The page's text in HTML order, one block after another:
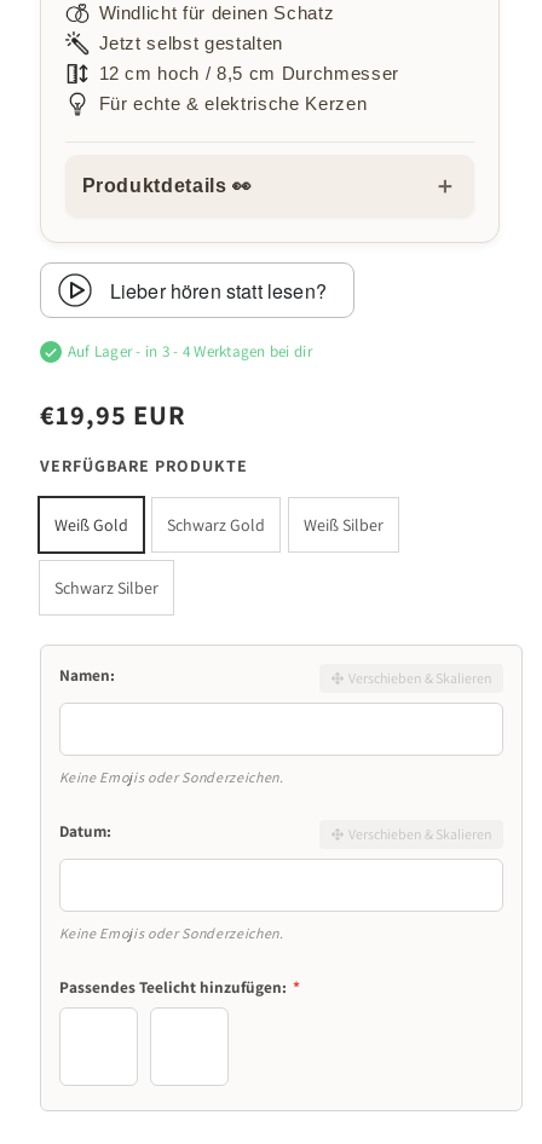
Windlicht für deinen Schatz
Jetzt selbst gestalten
12 cm hoch / 8,5 cm Durchmesser
Für echte & elektrische Kerzen
Produktdetails 👀 ＋
Lieber hören statt lesen?
Auf Lager - in 3 - 4 Werktagen bei dir
€19,95 EUR
VERFÜGBARE PRODUKTE
Weiß Gold Schwarz Gold Weiß Silber
Schwarz Silber
White Gold
591
Namen: Verschieben & Skalieren
Keine Emojis oder Sonderzeichen.
Datum: Verschieben & Skalieren
Keine Emojis oder Sonderzeichen.
Passendes Teelicht hinzufügen: *